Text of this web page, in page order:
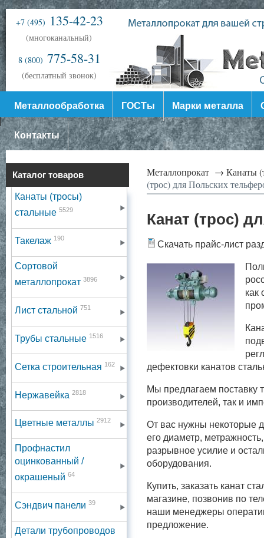
+7 (495) 135-42-23
(многоканальный)
8 (800) 775-58-31
(бесплатный звонок)
Металлообработка ГОСТы Марки металла
Контакты
Каталог товаров
Канаты (тросы)
стальные 5529
Такелаж 190
Сортовой
металлопрокат 3896
Лист стальной 751
Трубы стальные 1516
Сетка строительная 162
Нержавейка 2818
Цветные металлы 2912
Профнастил
оцинкованный /
окрашеный 64
Сэндвич панели 39
Детали трубопроводов
Металлопрокат → Канаты
(трос) для Польских
Канат (трос)
Скачать прайс-лист
как
дефектовки канатов
Мы предлагаем поставку
производителей, так и
От вас нужны некоторые
его диаметр,
разрывное усилие и
оборудования.
Купить, заказать канат
магазине, позвонив по
наши менеджеры
предложение.